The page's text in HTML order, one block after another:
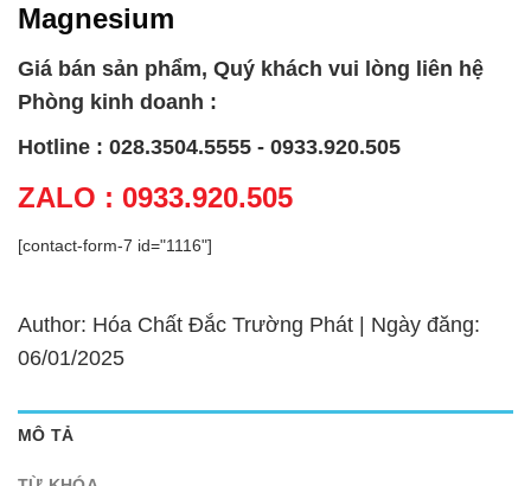
Magnesium
Giá bán sản phẩm, Quý khách vui lòng liên hệ
Phòng kinh doanh :
Hotline : 028.3504.5555 - 0933.920.505
ZALO : 0933.920.505
[contact-form-7 id="1116"]
Author: Hóa Chất Đắc Trường Phát | Ngày đăng:
06/01/2025
MÔ TẢ